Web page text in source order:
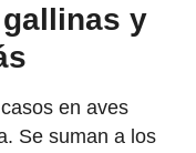
y
en aves
Se suman a los